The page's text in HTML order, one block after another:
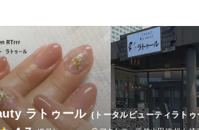
ラトゥール (トータルビューティラトゥ